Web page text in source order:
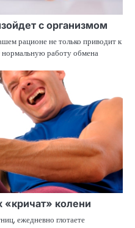
с организмом
рационе не только приводит к
работу обмена
«кричат» колени
ежедневно глотаете